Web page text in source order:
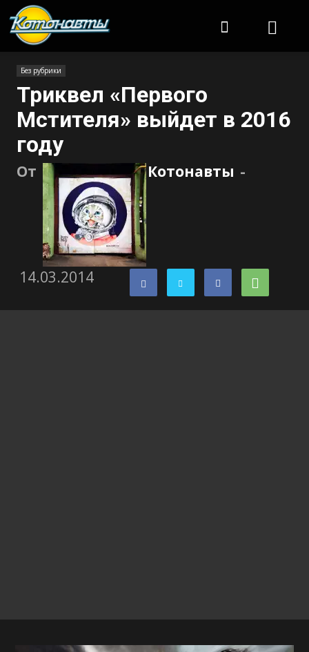
Без рубрики
Триквел «Первого
Мстителя» выйдет в 2016
году
От Котонавты -
14.03.2014